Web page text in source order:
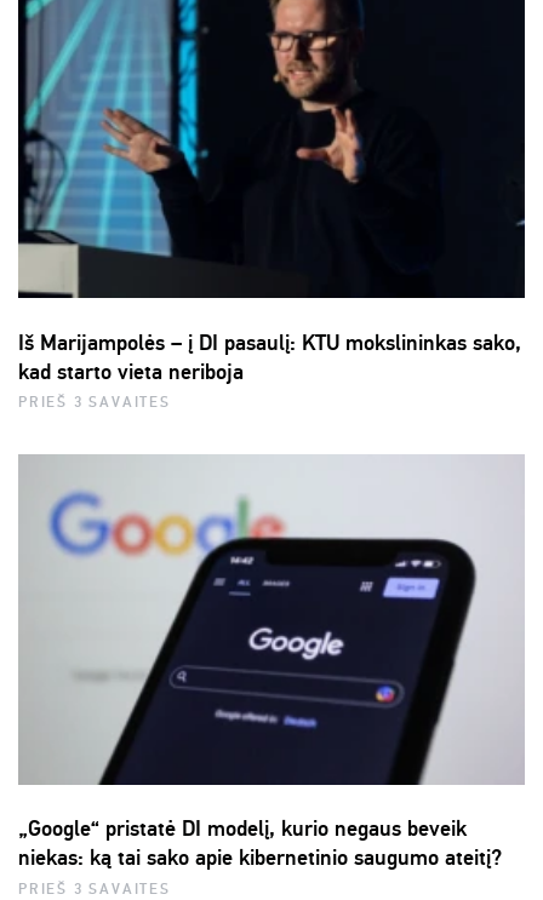
Iš Marijampolės – į DI pasaulį: KTU mokslininkas sako,
kad starto vieta neriboja
PRIEŠ 3 SAVAITES
„Google“ pristatė DI modelį, kurio negaus beveik
niekas: ką tai sako apie kibernetinio saugumo ateitį?
PRIEŠ 3 SAVAITES